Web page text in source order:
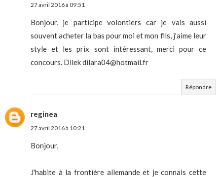
27 avril 2016 à 09:51
Bonjour, je participe volontiers car je vais aussi
souvent acheter la bas pour moi et mon fils, j'aime leur
style et les prix sont intéressant, merci pour ce
concours. Dilek dilara04@hotmail.fr
Répondre
reginea
27 avril 2016 à 10:21
Bonjour,
J'habite à la frontière allemande et je connais cette